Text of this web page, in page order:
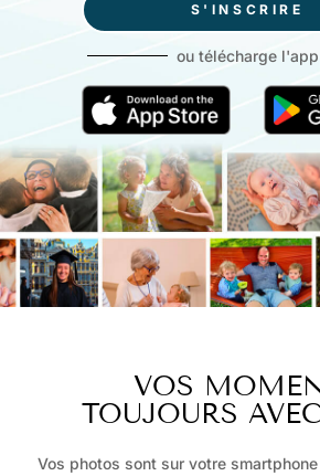
S'INSCRIRE
ou télécharge l'app
VOS
TOUJOURS
Vos photos sont sur votre smartphone